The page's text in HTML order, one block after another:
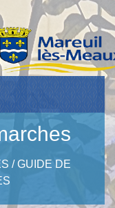
/GUIDE DE